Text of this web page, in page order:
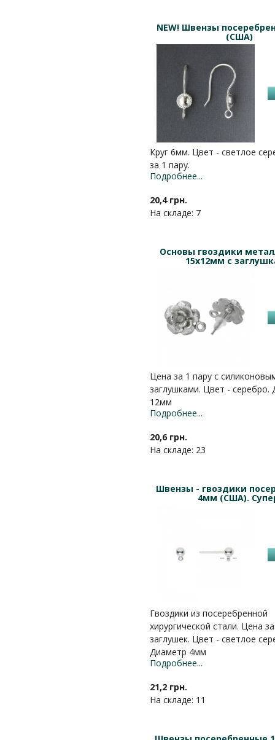
NEW! Швензы
(США)
Круг 6мм. Цвет - светлое
за 1 пару.
Подробнее...
20,4 грн.
На складе: 7
Основы гвоздики
15х12мм с
Цена за 1 пару с
заглушками. Цвет - серебро.
12мм
Подробнее...
20,6 грн.
На складе: 23
Швензы - гвоздики
4мм (США).
Гвоздики из посеребренной
хирургической стали. Цена
заглушек. Цвет - светлое
Диаметр 4мм
Подробнее...
21,2 грн.
На складе: 11